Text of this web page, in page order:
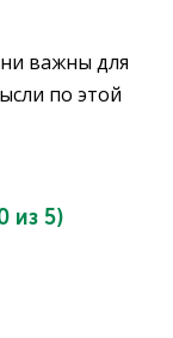
важны для
по этой
из 5)